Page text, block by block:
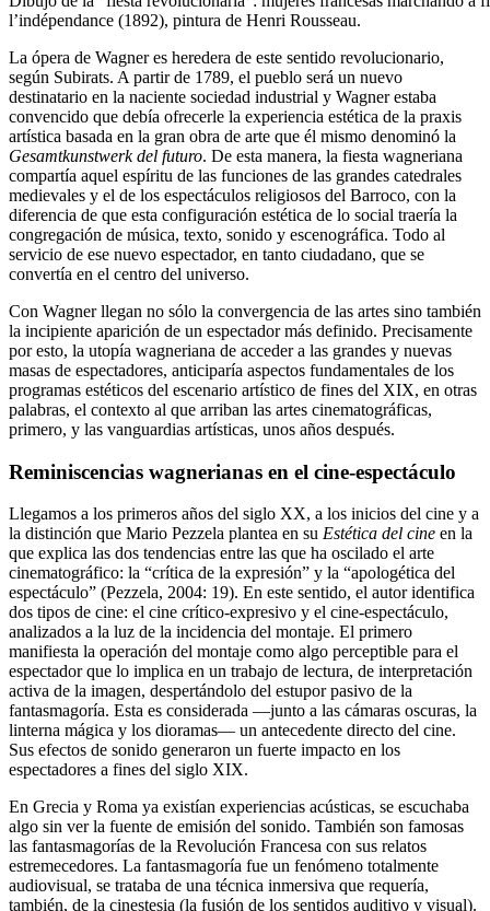
l’indépendance (1892), pintura de Henri Rousseau.
La ópera de Wagner es heredera de este sentido revolucionario,
según Subirats. A partir de 1789, el pueblo será un nuevo
destinatario en la naciente sociedad industrial y Wagner estaba
convencido que debía ofrecerle la experiencia estética de la praxis
artística basada en la gran obra de arte que él mismo denominó la
Gesamtkunstwerk del futuro. De esta manera, la fiesta wagneriana
compartía aquel espíritu de las funciones de las grandes catedrales
medievales y el de los espectáculos religiosos del Barroco, con la
diferencia de que esta configuración estética de lo social traería la
congregación de música, texto, sonido y escenográfica. Todo al
servicio de ese nuevo espectador, en tanto ciudadano, que se
convertía en el centro del universo.
Con Wagner llegan no sólo la convergencia de las artes sino también
la incipiente aparición de un espectador más definido. Precisamente
por esto, la utopía wagneriana de acceder a las grandes y nuevas
masas de espectadores, anticiparía aspectos fundamentales de los
programas estéticos del escenario artístico de fines del XIX, en otras
palabras, el contexto al que arriban las artes cinematográficas,
primero, y las vanguardias artísticas, unos años después.
Reminiscencias wagnerianas en el cine-espectáculo
Llegamos a los primeros años del siglo XX, a los inicios del cine y a
la distinción que Mario Pezzela plantea en su Estética del cine en la
que explica las dos tendencias entre las que ha oscilado el arte
cinematográfico: la “crítica de la expresión” y la “apologética del
espectáculo” (Pezzela, 2004: 19). En este sentido, el autor identifica
dos tipos de cine: el cine crítico-expresivo y el cine-espectáculo,
analizados a la luz de la incidencia del montaje. El primero
manifiesta la operación del montaje como algo perceptible para el
espectador que lo implica en un trabajo de lectura, de interpretación
activa de la imagen, despertándolo del estupor pasivo de la
fantasmagoría. Esta es considerada —junto a las cámaras oscuras, la
linterna mágica y los dioramas— un antecedente directo del cine.
Sus efectos de sonido generaron un fuerte impacto en los
espectadores a fines del siglo XIX.
En Grecia y Roma ya existían experiencias acústicas, se escuchaba
algo sin ver la fuente de emisión del sonido. También son famosas
las fantasmagorías de la Revolución Francesa con sus relatos
estremecedores. La fantasmagoría fue un fenómeno totalmente
audiovisual, se trataba de una técnica inmersiva que requería,
también, de la cinestesia (la fusión de los sentidos auditivo y visual).